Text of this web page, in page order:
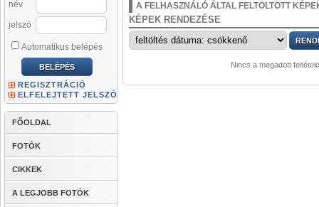
név
jelszó
Automatikus belépés
REGISZTRÁCIÓ
ELFELEJTETT JELSZÓ
FŐOLDAL
FOTÓK
CIKKEK
A LEGJOBB FOTÓK
A FELHASZNÁLÓ ÁLTAL FELTÖLTÖTT
KÉPEK RENDEZÉSE
Nincs a megadott